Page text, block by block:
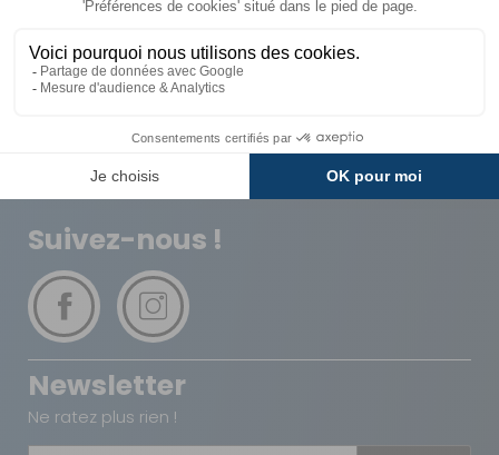
Livraison
Expédié sous 72h
Paiements
Avantages Paiement
Plusieurs fois
Suivez-nous !
Newsletter
Ne ratez plus rien !